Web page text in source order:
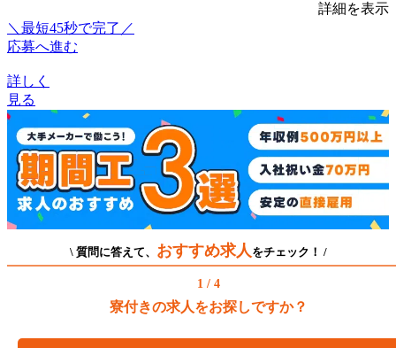
詳細を表示
＼最短45秒で完了／
応募へ進む
詳しく
見る
\ 質問に答えて、 おすすめ求人 をチェック！ /
1 / 4
寮付きの求人をお探しですか？